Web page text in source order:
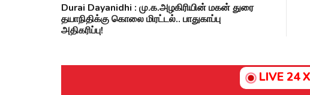
Durai Dayanidhi : மு.க.அழகிரியின் மகன் துரை
தயாநிதிக்கு கொலை மிரட்டல்.. பாதுகாப்பு
அதிகரிப்பு!
LIVE 24